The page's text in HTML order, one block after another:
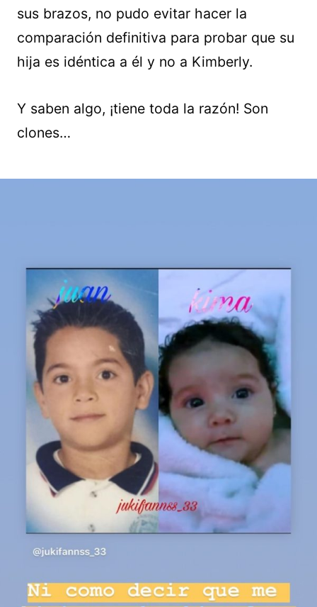
sus brazos, no pudo evitar hacer la
comparación definitiva para probar que su
hija es idéntica a él y no a Kimberly.
Y saben algo, ¡tiene toda la razón! Son
clones…